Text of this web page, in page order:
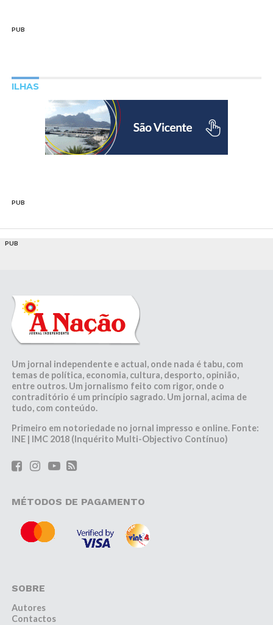
PUB
ILHAS
PUB
PUB
Um jornal independente e actual, onde nada é tabu, com
temas de política, economia, cultura, desporto, opinião,
entre outros. Um jornalismo feito com rigor, onde o
contraditório é um princípio sagrado. Um jornal, acima de
tudo, com conteúdo.
Primeiro em notoriedade no jornal impresso e online. Fonte:
INE | IMC 2018 (Inquérito Multi-Objectivo Contínuo)
MÉTODOS DE PAGAMENTO
SOBRE
Autores
Contactos